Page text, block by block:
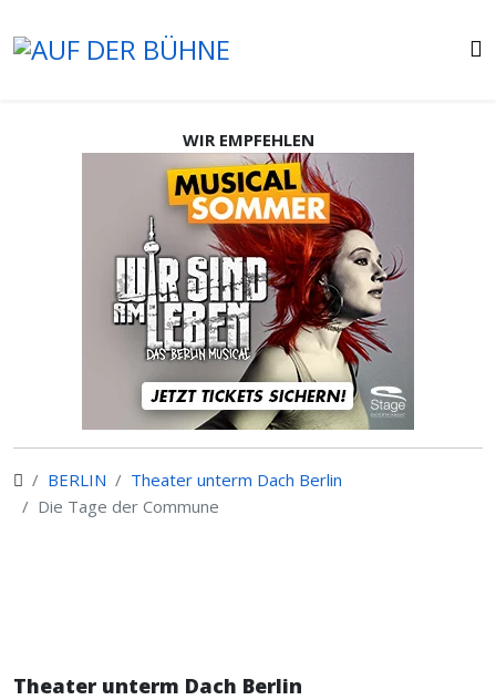
WIR EMPFEHLEN
BERLIN
Theater unterm Dach Berlin
Die Tage der Commune
Theater unterm Dach Berlin